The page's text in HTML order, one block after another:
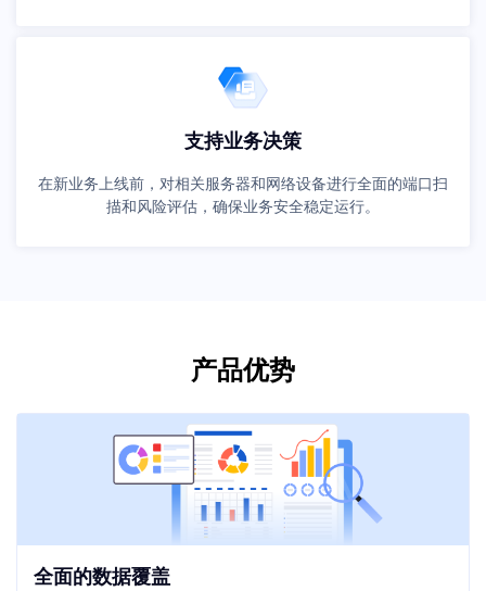
支持业务决策
在新业务上线前，对相关服务器和网络设备进行全面的端口扫
描和风险评估，确保业务安全稳定运行。
产品优势
全面的数据覆盖